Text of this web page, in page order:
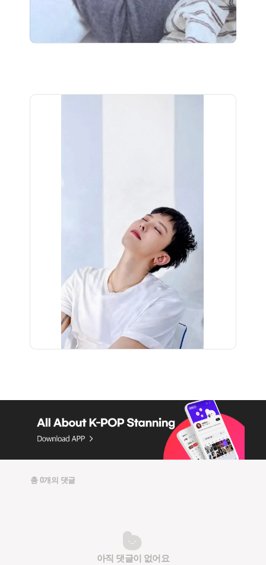
총 0개의 댓글
아직 댓글이 없어요